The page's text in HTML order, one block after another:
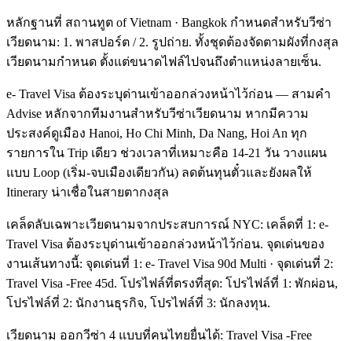
หลักฐานที่ สถานทูต of Vietnam · Bangkok กำหนดสำหรับวีซ่า
เวียดนาม: 1. พาสปอร์ต / 2. รูปถ่าย. ทั้งชุดต้องจัดตามผังที่กงสุล
เวียดนามกำหนด ตั้งแต่ขนาดไฟล์ไปจนถึงตำแหน่งลายเซ็น.
e- Travel Visa ต้องระบุด่านเข้าออกล่วงหน้าไว้ก่อน — สามคำ
Advise หลักจากทีมงานสำหรับวีซ่าเวียดนาม หากมีความ
ประสงค์ดูเมือง Hanoi, Ho Chi Minh, Da Nang, Hoi An ทุก
รายการใน Trip เดียว ช่วงเวลาที่เหมาะคือ 14-21 วัน วางแผน
แบบ Loop (เริ่ม-จบเมืองเดียวกัน) ลดต้นทุนตั๋วและยังผลให้
Itinerary น่าเชื่อในสายตากงสุล
เคล็ดลับเฉพาะเวียดนามจากประสบการณ์ NYC: เคล็ดที่ 1: e-
Travel Visa ต้องระบุด่านเข้าออกล่วงหน้าไว้ก่อน. จุดเด่นของ
งานเส้นทางนี้: จุดเด่นที่ 1: e- Travel Visa 90d Multi · จุดเด่นที่ 2:
Travel Visa -Free 45d. โปรไฟล์ที่ตรงที่สุด: โปรไฟล์ที่ 1: พักผ่อน,
โปรไฟล์ที่ 2: นักงานธุรกิจ, โปรไฟล์ที่ 3: นักลงทุน.
เวียดนาม ออกวีซ่า 4 แบบที่คนไทยยื่นได้: Travel Visa -Free